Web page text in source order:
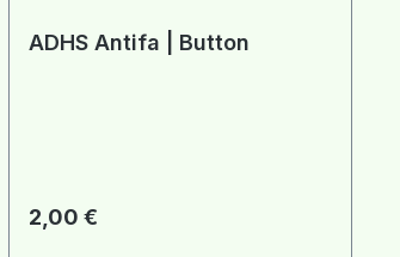
verfügbar.)
ADHS Antifa | Button
Regulärer Preis:
2,00 €